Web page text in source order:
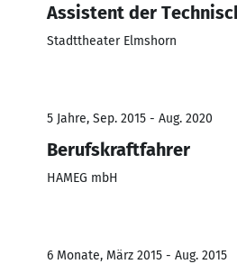
Assistent der
Stadttheater Elmshorn
5 Jahre, Sep. 2015 - Aug. 2020
Berufskraftfahrer
HAMEG mbH
6 Monate, März 2015 - Aug. 2015